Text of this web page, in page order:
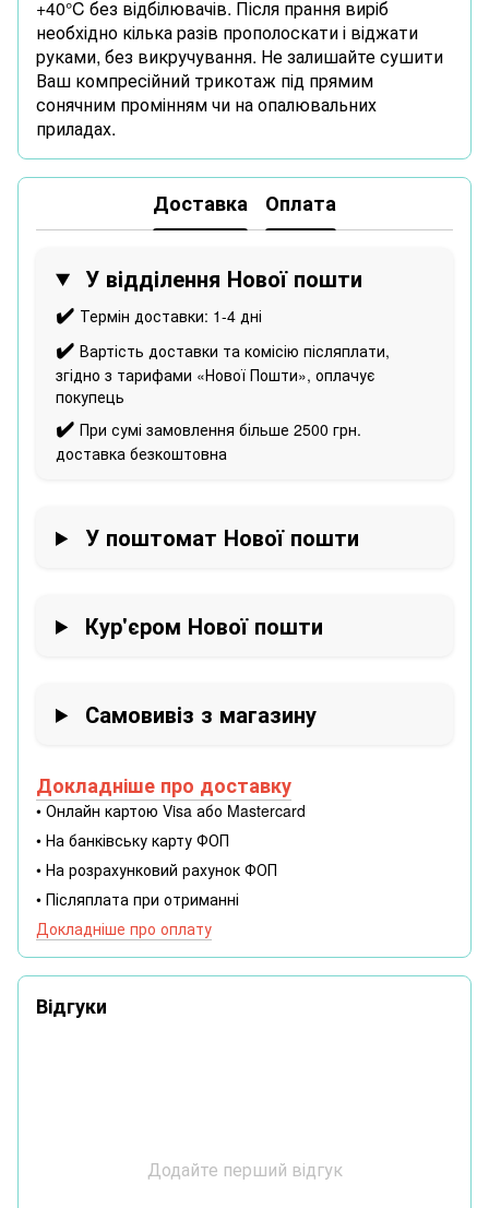
+40°C без відбілювачів. Після прання виріб
необхідно кілька разів прополоскати і віджати
руками, без викручування. Не залишайте сушити
Ваш компресійний трикотаж під прямим
сонячним промінням чи на опалювальних
приладах.
Доставка Оплата
У відділення Нової пошти
✔️ Термін доставки: 1-4 дні
✔️ Вартість доставки та комісію післяплати,
згідно з тарифами «Нової Пошти», оплачує
покупець
✔️ При сумі замовлення більше 2500 грн.
доставка безкоштовна
У поштомат Нової пошти
Кур'єром Нової пошти
Самовивіз з магазину
Докладніше про доставку
• Онлайн картою Visa або Mastercard
• На банківську карту ФОП
• На розрахунковий рахунок ФОП
• Післяплата при отриманні
Докладніше про оплату
Відгуки
Додайте перший відгук